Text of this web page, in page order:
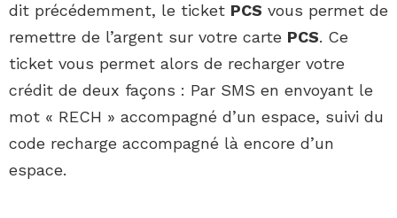
dit précédemment, le ticket PCS vous permet de
remettre de l’argent sur votre carte PCS. Ce
ticket vous permet alors de recharger votre
crédit de deux façons : Par SMS en envoyant le
mot « RECH » accompagné d’un espace, suivi du
code recharge accompagné là encore d’un
espace.